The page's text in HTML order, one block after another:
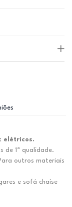
elétricos.
de 1ª qualidade.
outros materiais
e sofá chaise